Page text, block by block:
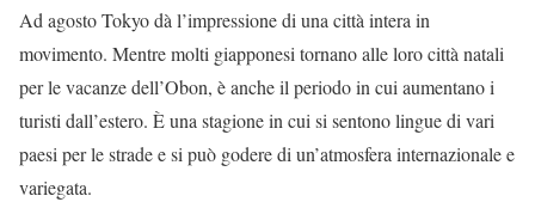
Ad agosto Tokyo dà l’impressione di una città intera in
movimento. Mentre molti giapponesi tornano alle loro città natali
per le vacanze dell’Obon, è anche il periodo in cui aumentano i
turisti dall’estero. È una stagione in cui si sentono lingue di vari
paesi per le strade e si può godere di un’atmosfera internazionale e
variegata.